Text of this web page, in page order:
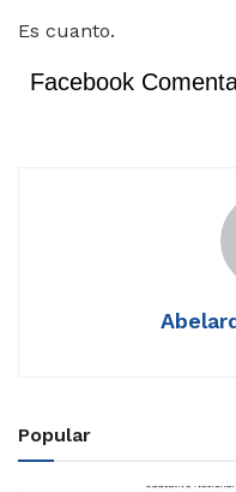
Es cuanto.
Facebook
Popular